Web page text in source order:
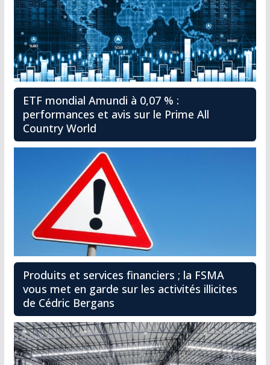
ETF mondial Amundi à 0,07 % :
performances et avis sur le Prime All
Country World
Produits et services financiers ; la FSMA
vous met en garde sur les activités illicites
de Cédric Bergans